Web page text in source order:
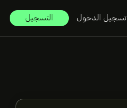
تسجيل الدخول التسجيل